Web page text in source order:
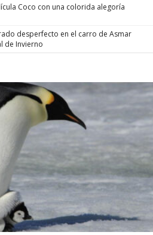
Coco con una colorida alegoría
desperfecto en el carro de Asmar
de Invierno